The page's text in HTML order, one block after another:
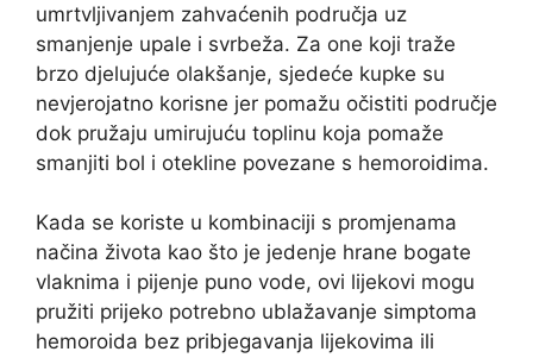
umrtvljivanjem zahvaćenih područja uz
smanjenje upale i svrbeža. Za one koji traže
brzo djelujuće olakšanje, sjedeće kupke su
nevjerojatno korisne jer pomažu očistiti područje
dok pružaju umirujuću toplinu koja pomaže
smanjiti bol i otekline povezane s hemoroidima.
Kada se koriste u kombinaciji s promjenama
načina života kao što je jedenje hrane bogate
vlaknima i pijenje puno vode, ovi lijekovi mogu
pružiti prijeko potrebno ublažavanje simptoma
hemoroida bez pribjegavanja lijekovima ili